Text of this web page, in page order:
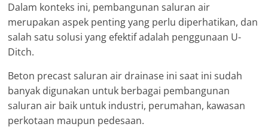
Dalam konteks ini, pembangunan saluran air
merupakan aspek penting yang perlu diperhatikan, dan
salah satu solusi yang efektif adalah penggunaan U-
Ditch.
Beton precast saluran air drainase ini saat ini sudah
banyak digunakan untuk berbagai pembangunan
saluran air baik untuk industri, perumahan, kawasan
perkotaan maupun pedesaan.